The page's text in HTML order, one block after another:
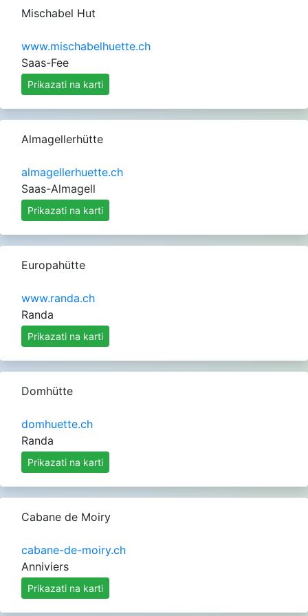
Mischabel Hut
www.mischabelhuette.ch
Saas-Fee
Prikazati na karti
Almagellerhütte
almagellerhuette.ch
Saas-Almagell
Prikazati na karti
Europahütte
www.randa.ch
Randa
Prikazati na karti
Domhütte
domhuette.ch
Randa
Prikazati na karti
Cabane de Moiry
cabane-de-moiry.ch
Anniviers
Prikazati na karti